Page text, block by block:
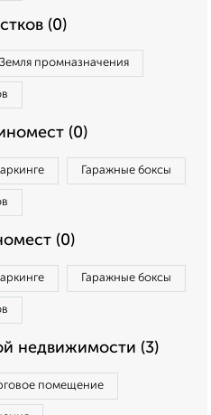
(0)
Земля промназначения
(0)
Гаражные боксы
(0)
Гаражные боксы
недвижимости (3)
помещение